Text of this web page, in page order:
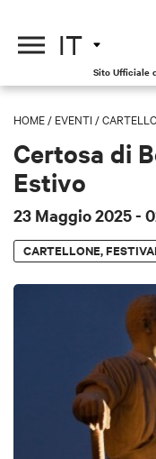
IT
Sito Ufficiale
HOME / EVENTI /
Certosa di
Estivo
23 Maggio 2025-
CARTELLONE,